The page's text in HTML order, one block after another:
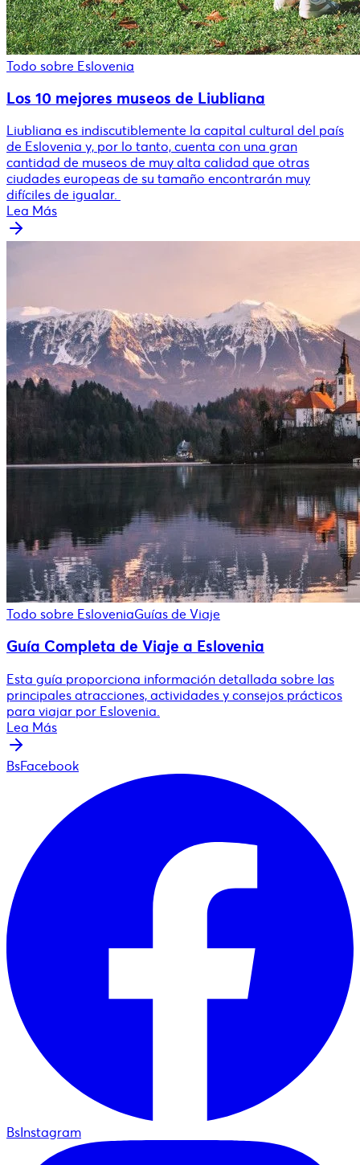
Todo sobre Eslovenia
Los 10 mejores museos de Liubliana
Liubliana es indiscutiblemente la capital cultural del país
de Eslovenia y, por lo tanto, cuenta con una gran
cantidad de museos de muy alta calidad que otras
ciudades europeas de su tamaño encontrarán muy
difíciles de igualar.
Lea Más
Todo sobre EsloveniaGuías de Viaje
Guía Completa de Viaje a Eslovenia
Esta guía proporciona información detallada sobre las
principales atracciones, actividades y consejos prácticos
para viajar por Eslovenia.
Lea Más
BsFacebook
BsInstagram